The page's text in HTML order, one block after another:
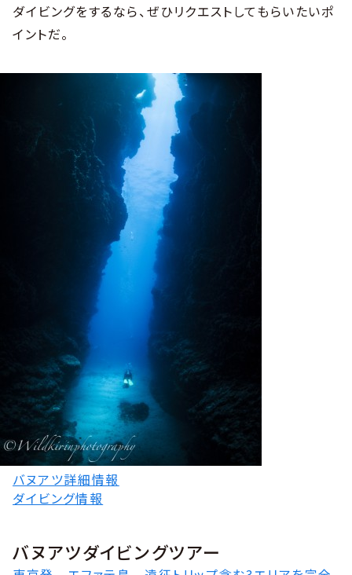
ダイビングをするなら、ぜひリクエストしてもらいたいポ
イントだ。
バヌアツ詳細情報
ダイビング情報
バヌアツダイビングツアー